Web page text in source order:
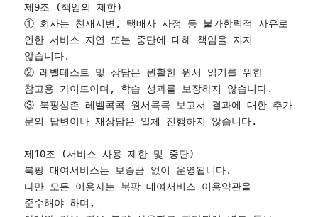
제9조 (책임의 제한)
① 회사는 천재지변, 택배사 사정 등 불가항력적 사유로
인한 서비스 지연 또는 중단에 대해 책임을 지지
않습니다.
② 레벨테스트 및 상담은 원활한 원서 읽기를 위한
참고용 가이드이며, 학습 성과를 보장하지 않습니다.
③ 북팡삼촌 레벨콕콕 원서콕콕 보고서 결과에 대한 추가
문의 답변이나 재상담은 일체 진행하지 않습니다.
제10조 (서비스 사용 제한 및 중단)
북팡 대여서비스는 보증금 없이 운영됩니다.
다만 모든 이용자는 북팡 대여서비스 이용약관을
준수해야 하며,